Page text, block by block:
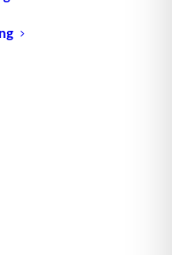
sich in einem
Automatisierte…